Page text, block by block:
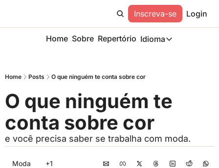
Inscreva-se Login
Home Sobre Repertório Idioma
Idioma
Home Posts O que ninguém te conta sobre cor
O que ninguém te
conta sobre cor
e você precisa saber se trabalha com moda.
Moda +1